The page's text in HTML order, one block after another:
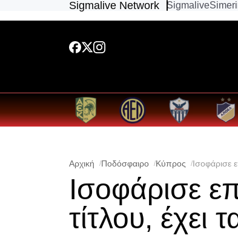
Sigmalive Network Sigmalive
Αρχική Ποδόσφαιρο Κύπρος Ισοφάρισε
Ισοφάρισε
τίτλου, έχει